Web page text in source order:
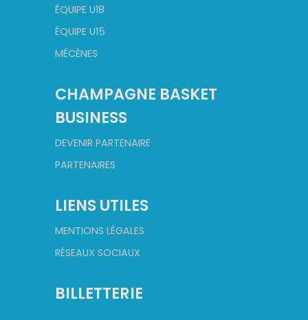
ÉQUIPE U18
ÉQUIPE U15
MÉCÈNES
CHAMPAGNE BASKET
BUSINESS
DEVENIR PARTENAIRE
PARTENAIRES
LIENS UTILES
MENTIONS LÉGALES
RÉSEAUX SOCIAUX
BILLETTERIE